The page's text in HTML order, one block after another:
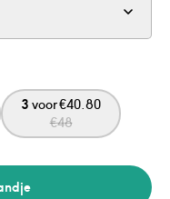
3 voor€40.80
€48